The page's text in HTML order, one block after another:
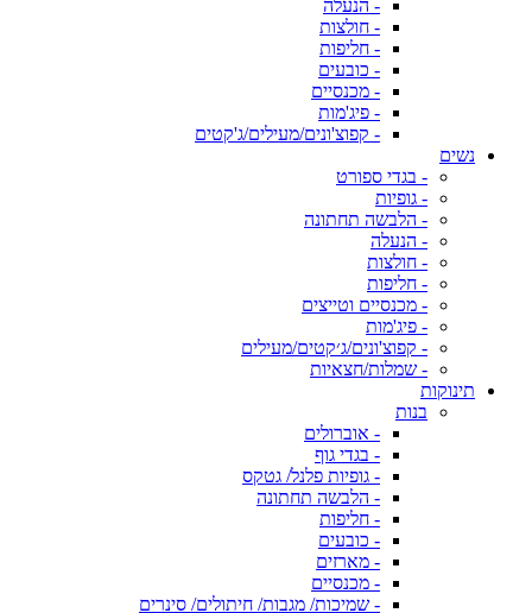
- הנעלה
- חולצות
- חליפות
- כובעים
- מכנסיים
- פיג'מות
- קפוצ'ונים/מעילים/ג'קטים
נשים
- בגדי ספורט
- גופיות
- הלבשה תחתונה
- הנעלה
- חולצות
- חליפות
- מכנסיים וטייצים
- פיג'מות
- קפוצ'ונים/ג׳קטים/מעילים
- שמלות/חצאיות
תינוקות
בנות
- אוברולים
- בגדי גוף
- גופיות פלנל/ גטקס
- הלבשה תחתונה
- חליפות
- כובעים
- מארזים
- מכנסיים
- שמיכות/ מגבות/ חיתולים/ סינרים